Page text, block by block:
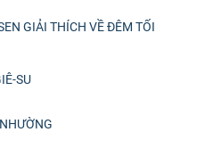
GIẢI THÍCH VỀ ĐÊM TỐI
SU